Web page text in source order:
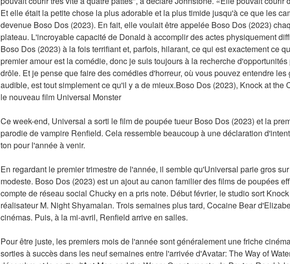
Et elle était la petite chose la plus adorable et la plus timide jusqu'à ce que les
devenue Boso Dos (2023). En fait, elle voulait être appelée Boso Dos (2023)
plateau. L'incroyable capacité de Donald à accomplir des actes physiquement
Boso Dos (2023) à la fois terrifiant et, parfois, hilarant, ce qui est exactement ce
premier amour est la comédie, donc je suis toujours à la recherche
drôle. Et je pense que faire des comédies d'horreur, où vous pouvez entendre
audible, est tout simplement ce qu'il y a de mieux.Boso Dos (2023), Knock at the
le nouveau film Universal Monster
Ce week-end, Universal a sorti le film de poupée tueur Boso Dos (2023) et la
parodie de vampire Renfield. Cela ressemble beaucoup à une déclaration
ton pour l'année à venir.
En regardant le premier trimestre de l'année, il semble qu'Universal parie gros
modeste. Boso Dos (2023) est un ajout au canon familier des films de poupées
compte de réseau social Chucky en a pris note. Début février, le studio sort
réalisateur M. Night Shyamalan. Trois semaines plus tard, Cocaine Bear
cinémas. Puis, à la mi-avril, Renfield arrive en salles.
Pour être juste, les premiers mois de l'année sont généralement une friche
sorties à succès dans les neuf semaines entre l'arrivée d'Avatar: The Way of